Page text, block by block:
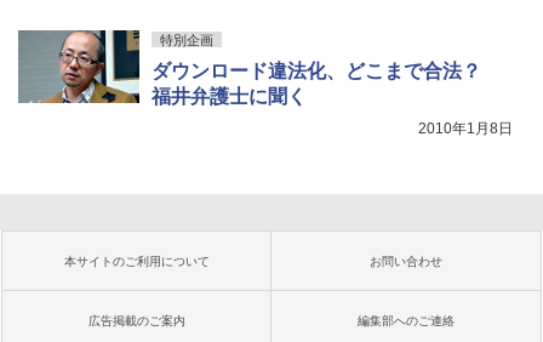
特別企画
ダウンロード違法化、どこまで合法？
福井弁護士に聞く
2010年1月8日
本サイトのご利用について お問い合わせ
広告掲載のご案内 編集部へのご連絡